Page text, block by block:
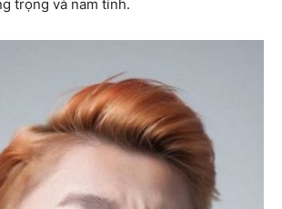
trọng và nam tính.